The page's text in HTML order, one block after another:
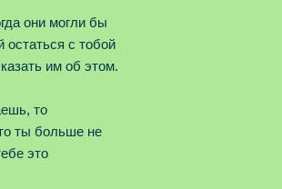
они могли бы
с тобой
им об этом.
то
ты больше не
это